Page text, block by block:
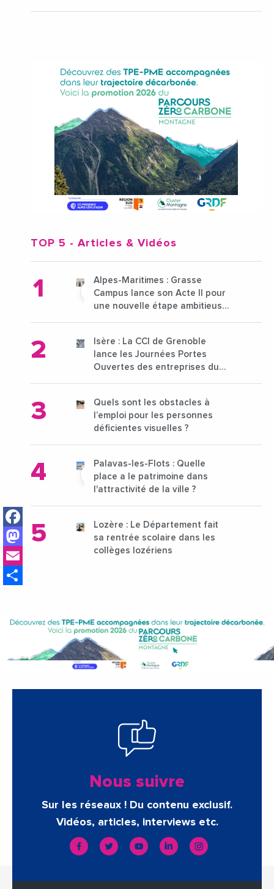
Facebook
Mastodon
TOP 5 - Articles & Vidéos
Alpes-Maritimes : Grasse
Campus lance son Acte II pour
une nouvelle étape ambitieuse
Isère : La CCI de Grenoble
lance les Journées Portes
Ouvertes des entreprises du
Quels sont les obstacles à
l’emploi pour les personnes
déficientes visuelles ?
Palavas-les-Flots : Quelle
place a le patrimoine dans
l'attractivité de la ville ?
Lozère : Le Département fait
sa rentrée scolaire dans les
collèges lozériens
Nous suivre
Sur les réseaux ! Du contenu exclusif.
Vidéos, articles, interviews etc.